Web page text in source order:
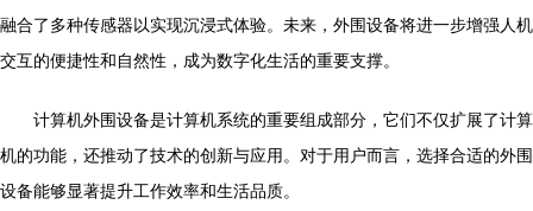
融合了多种传感器以实现沉浸式体验。未来，外围设备将进一步增强人机
交互的便捷性和自然性，成为数字化生活的重要支撑。
计算机外围设备是计算机系统的重要组成部分，它们不仅扩展了计算
机的功能，还推动了技术的创新与应用。对于用户而言，选择合适的外围
设备能够显著提升工作效率和生活品质。